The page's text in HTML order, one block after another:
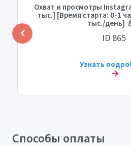
Охват и просмотры
тыс.] [Время старта: 0-1
тыс./день]
ID 865
Узнать
Способы оплаты